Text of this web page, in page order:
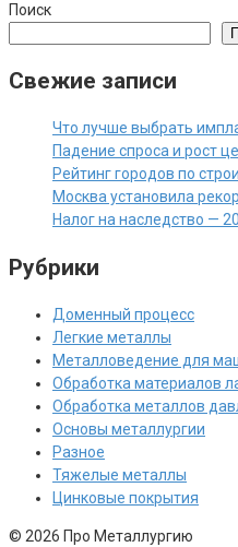
Поиск
Свежие записи
Что лучше выбрать
Падение спроса и рост
Рейтинг городов по
Москва установила
Налог на наследство —
Рубрики
Доменный процесс
Легкие металлы
Металловедение для
Обработка материалов
Обработка металлов
Основы металлургии
Разное
Тяжелые металлы
Цинковые покрытия
© 2026 Про Металлургию